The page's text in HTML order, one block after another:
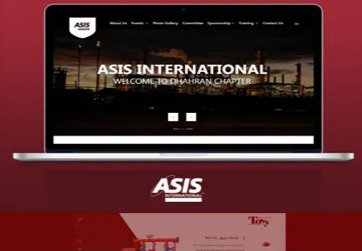
تصميم موقع شركة asis
التفاصيل